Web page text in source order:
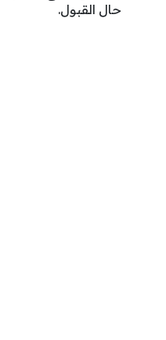
حال القبول.